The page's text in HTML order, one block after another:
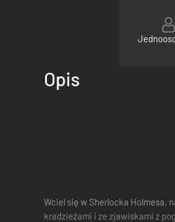
Opis
Wciel się w Sherlocka Holmesa,
kradzieżami i ze zjawiskami z